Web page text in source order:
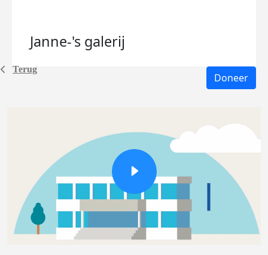
Terug
Janne-'s galerij
Doneer